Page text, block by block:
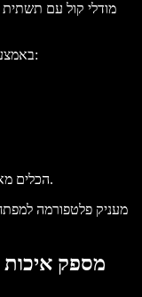
באמצעות:
הכלים מאפשרים מעבר מהיר מסביבת בדיקות לפרודקשן.